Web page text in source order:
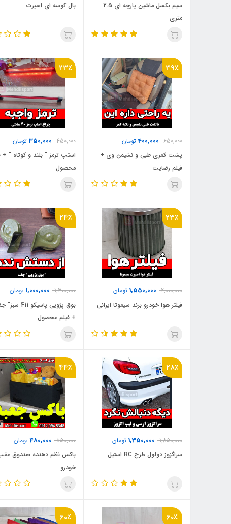
سیم بکسل ماشین پارچه ای 2.5
متری
بال کوسه ای اسپرت
39٪
650,000
400,000تومان
پشت کمری طبی و نشیمن وی +
فیلم رضایت
23٪
450,000
350,000 تومان
استپ ترمز " بلند و کوتاه " +
محصول
23٪
2,000,000
1,550,000 تومان
فیلتر هوا خودرو برند سیموتا ایرانی
24٪
1,300,000
1,000,000 تومان
بوق پژویی
+ فیلم محصول
28٪
1,850,000
1,350,000 تومان
سراگزوز دولول طرح RC استیل
44٪
850,000
480,000تومان
باکس نظم دهنده صندوق
خودرو
60٪ 60٪